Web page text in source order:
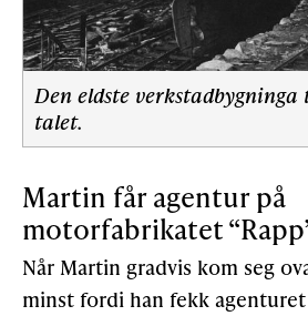
Den eldste verkstadbygninga
talet.
Martin får agentur på
motorfabrikatet
Når Martin gradvis kom seg
minst fordi han fekk agenturet